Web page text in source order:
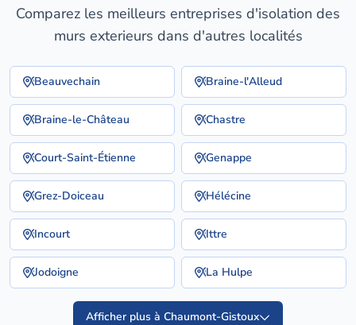
Comparez les meilleurs entreprises d'isolation des
murs exterieurs dans d'autres localités
Beauvechain Braine-l'Alleud
Braine-le-Château Chastre
Court-Saint-Étienne Genappe
Grez-Doiceau Hélécine
Incourt Ittre
Jodoigne La Hulpe
Afficher plus à Chaumont-Gistoux